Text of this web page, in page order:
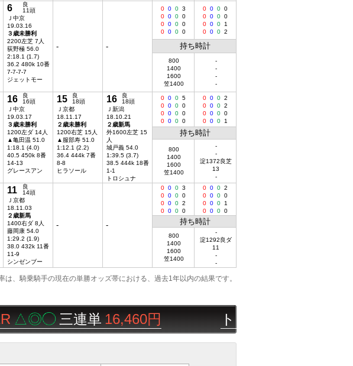
6
良
11頭
Ｊ中京
19.03.16
３歳未勝利
2200左芝 7人
荻野極 56.0
2:18.1 (1.7)
36.2 480k 10番
7-7-7-7
ジェットモー
- -
0 0 0 3
0 0 0 0
0 0 0 0
0 0 0 0
0 0 0 0
0 0 0 0
0 0 0
1
0 0 0 2
持ち時計
800
1400
1600
笠1400
-
-
-
-
16
良
16頭
Ｊ中京
19.03.17
３歳未勝利
1200左ダ 14人
▲亀田温 51.0
1:18.1 (4.0)
40.5 450k 8番
14-13
グレースアン
15
良
18頭
Ｊ京都
18.11.17
２歳未勝利
1200右芝 15人
▲服部寿 51.0
1:12.1 (2.2)
36.4 444k 7番
8-8
ヒラソール
16
良
18頭
Ｊ新潟
18.10.21
２歳新馬
外1600左芝 15
人
城戸義 54.0
1:39.5 (3.7)
38.5 444k 18番
1-1
トロシュナ
0 0 0 5
0 0 0 0
0 0 0 0
0 0 0 0
0 0 0 2
0 0 0 2
0 0 0 0
0 0 0 1
持ち時計
800
1400
1600
笠1400
-
-
淀1372良芝
13
-
11
良
14頭
Ｊ京都
18.11.03
２歳新馬
1400右ダ 8人
藤岡康 54.0
1:29.2 (1.9)
38.0 432k 11番
11-9
シンゼンブー
- -
0 0 0 3
0 0 0 0
0 0 0 2
0 0 0 0
0 0 0 2
0 0 0 0
0 0 0
1
0 0 0 0
持ち時計
800
1400
1600
笠1400
-
淀1292良ダ
11
-
-
は、騎乗騎手の現在の単勝オッズ帯における、過去1年以内の結果です。
三連単16,460円 トップパシオ